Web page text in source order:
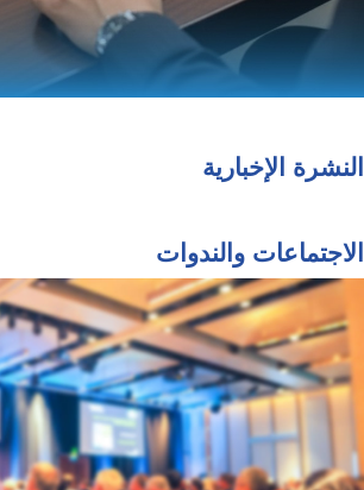
النشرة الإخبارية
الاجتماعات والندوات